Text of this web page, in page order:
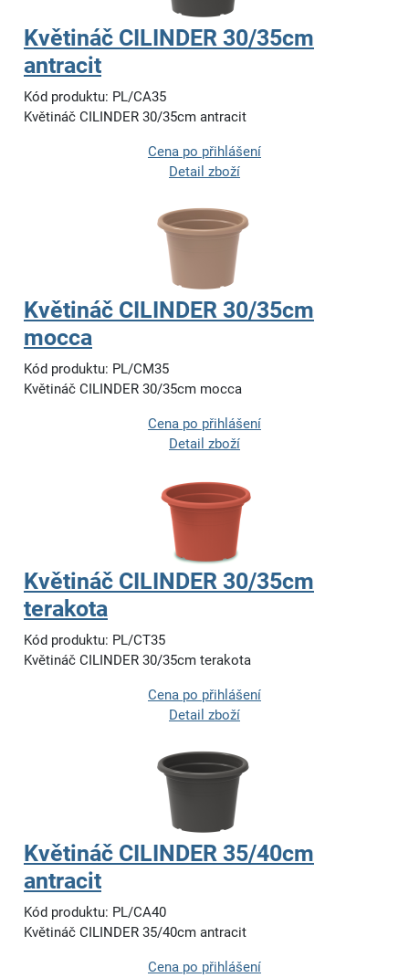
Květináč CILINDER 30/35cm
antracit
Kód produktu: PL/CA35
Květináč CILINDER 30/35cm antracit
Cena po přihlášení
Detail zboží
Květináč CILINDER 30/35cm
mocca
Kód produktu: PL/CM35
Květináč CILINDER 30/35cm mocca
Cena po přihlášení
Detail zboží
Květináč CILINDER 30/35cm
terakota
Kód produktu: PL/CT35
Květináč CILINDER 30/35cm terakota
Cena po přihlášení
Detail zboží
Květináč CILINDER 35/40cm
antracit
Kód produktu: PL/CA40
Květináč CILINDER 35/40cm antracit
Cena po přihlášení